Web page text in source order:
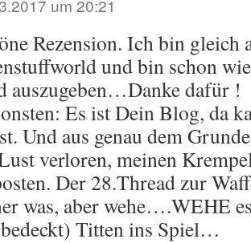
um 20:21
Rezension. Ich bin gleich
und bin schon
auszugeben…Danke dafür !
Es ist Dein Blog, da
Und aus genau dem
verloren, meinen
Der 28.Thread zur
was, aber wehe….WEHE
Titten ins Spiel…